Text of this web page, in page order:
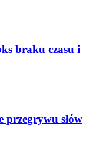
braku czasu i
przegrywu słów